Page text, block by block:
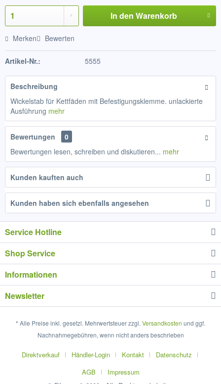
In den Warenkorb
Merken Bewerten
Artikel-Nr.: 5555
Beschreibung
Wickelstab für Kettfäden mit Befestigungsklemme. unlackierte
Ausführung mehr
Bewertungen
0
Bewertungen lesen, schreiben und diskutieren... mehr
Kunden kauften auch
Kunden haben sich ebenfalls angesehen
Service Hotline
Shop Service
Informationen
Newsletter
* Alle Preise inkl. gesetzl. Mehrwertsteuer zzgl. Versandkosten und ggf.
Nachnahmegebühren, wenn nicht anders beschrieben
Direktverkauf Händler-Login Kontakt
Datenschutz
AGB
Impressum